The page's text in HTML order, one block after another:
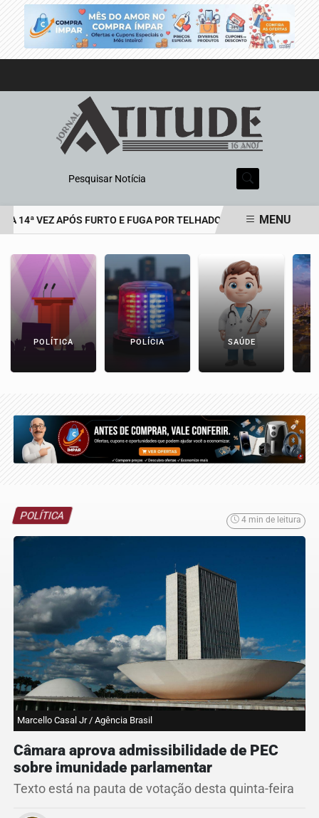
Pesquisar Notícia
14ª VEZ APÓS FURTO E FUGA POR TELHADOS HOMEM É
MENU
POLÍTICA POLÍCIA SAÚDE
POLÍTICA 4 min de leitura
Marcello Casal Jr / Agência Brasil
Câmara aprova admissibilidade de PEC
sobre imunidade parlamentar
Texto está na pauta de votação desta quinta-feira